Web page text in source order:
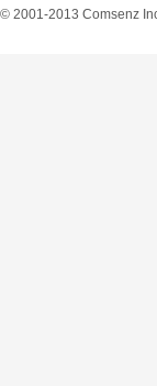
© 2001-2013 Comsenz